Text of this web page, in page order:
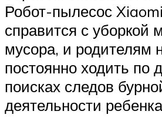
Робот-пылесос
справится с уборкой
мусора, и родителям
постоянно ходить по
поисках следов
деятельности